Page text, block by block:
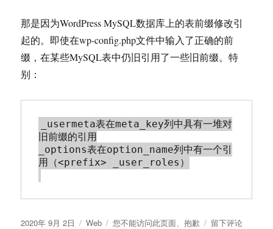
那是因为WordPress MySQL数据库上的表前缀修改引
起的。即使在wp-config.php文件中输入了正确的前
缀，在某些MySQL表中仍旧引用了一些旧前缀。特
别：
_usermeta表在meta_key列中具有一堆对
旧前缀的引用
_options表在option_name列中有一个引
用（<prefix> _user_roles）
发
2020年 9月 2日
分
Web
标
您不能访问此页面、抱歉
于
留下评论